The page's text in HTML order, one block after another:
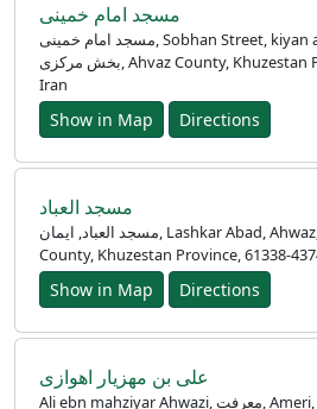
مسجد امام خمینی
مسجد امام خمینی, Sobhan Street, kiyan abad, کوی زردشت, Ahwaz,
بخش مرکزی, Ahvaz County, Khuzestan Province, 61349-15131,
Iran
Show in Map Directions
مسجد العباد
مسجد العباد, ایمان, Lashkar Abad, Ahwaz, بخش مرکزی, Ahvaz
County, Khuzestan Province, 61338-
Show in Map Directions
علی بن مهزیار اهوازی
Ali ebn mahziyar Ahwazi, معرفت, Ameri, Ahwaz, بخش مرکزی,